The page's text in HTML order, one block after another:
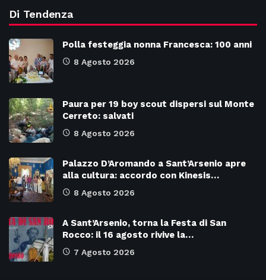
Di Tendenza
Polla festeggia nonna Francesca: 100 anni
8 Agosto 2026
Paura per 19 boy scout dispersi sul Monte
Cerreto: salvati
8 Agosto 2026
Palazzo D’Aromando a Sant’Arsenio apre
alla cultura: accordo con Kinesis…
8 Agosto 2026
A Sant’Arsenio, torna la Festa di San
Rocco: il 16 agosto rivive la…
7 Agosto 2026